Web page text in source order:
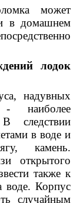
может
в домашнем
лодок
надувных
наиболее
В следствии
в воде и
камень.
открытого
также к
воде. Корпус
случайным